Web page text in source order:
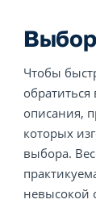
Выбор
Чтобы
описания,
которых
выбора.
невысокой